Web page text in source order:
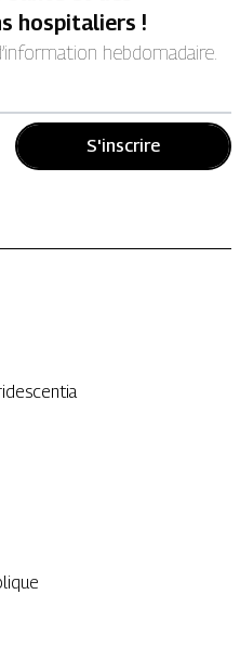
hospitaliers !
hebdomadaire.
S'inscrire